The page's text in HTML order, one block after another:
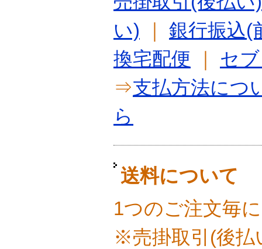
い) ｜ 銀行振込(
換宅配便 ｜ セ
⇒支払方法につ
ら
送料について
1つのご注文毎に
※売掛取引(後払